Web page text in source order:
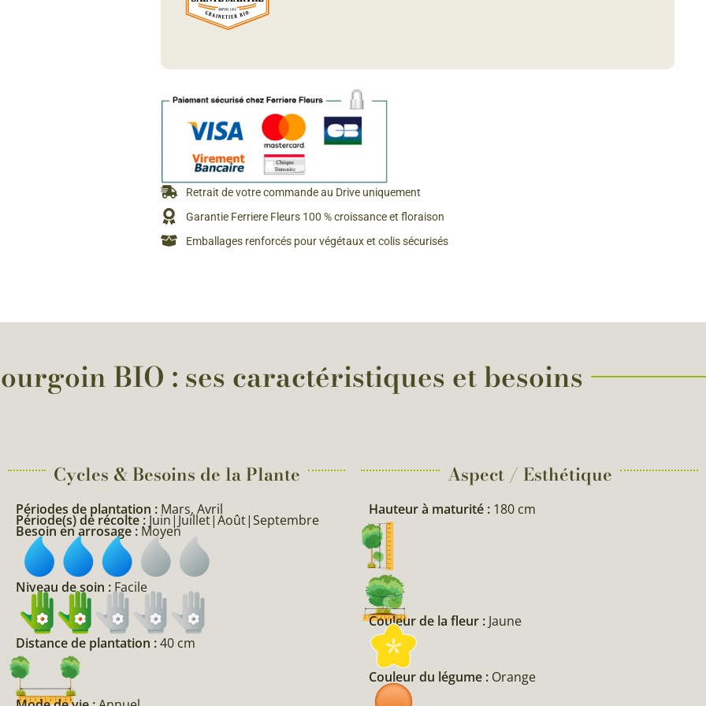
Bulbes de fleurs de A à Z
Bulbes du Potager
Retrait de votre commande au Drive uniquement
Garantie Ferriere Fleurs 100 % croissance et floraison
Emballages renforcés pour végétaux et colis sécurisés
BIO : ses caractéristiques et besoins
Cycles & Besoins de la Plante​
Périodes de plantation : Mars, Avril
Période(s) de récolte :Juin|Juillet|Août|Septembre
Besoin en arrosage :Moyen
Niveau de soin :Facile
Distance de plantation :40 cm
Aspect / Esthétique
Hauteur à maturité : 180 cm
Couleur de la fleur : Jaune
Couleur du légume : Orange